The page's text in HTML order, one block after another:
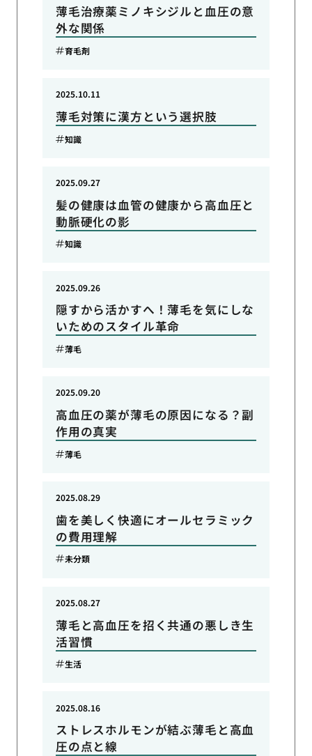
薄毛治療薬ミノキシジルと血圧の意
外な関係
育毛剤
薄毛対策に漢方という選択肢
2025.10.11
知識
髪の健康は血管の健康から高血圧と
動脈硬化の影
2025.09.27
知識
隠すから活かすへ！薄毛を気にしな
いためのスタイル革命
2025.09.26
薄毛
高血圧の薬が薄毛の原因になる？副
作用の真実
2025.09.20
薄毛
歯を美しく快適にオールセラミック
の費用理解
2025.08.29
未分類
薄毛と高血圧を招く共通の悪しき生
活習慣
2025.08.27
生活
ストレスホルモンが結ぶ薄毛と高血
圧の点と線
2025.08.16